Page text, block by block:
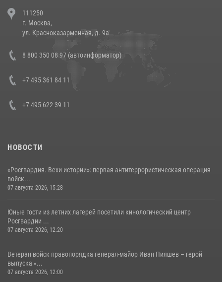
напавших на бригаду скорой помощи (видео)
14 июля 2026, 12:20
В Росгвардии прошла военно-научная конференция по обобщению
боевого опыта
111250
г. Москва,
ул. Красноказарменная, д. 9а
8 800 350 08 97 (автоинформатор)
+7 495 361 84 11
+7 495 622 39 11
НОВОСТИ
«Росгвардия. Вехи истории»: первая антитеррористическая операция
войск...
07 августа 2026, 15:28
Юные гости из летних лагерей посетили кинологический центр
Росгвардии ...
07 августа 2026, 12:20
Ветеран войск правопорядка генерал-майор Иван Пияшев – герой
выпуска «...
07 августа 2026, 12:00